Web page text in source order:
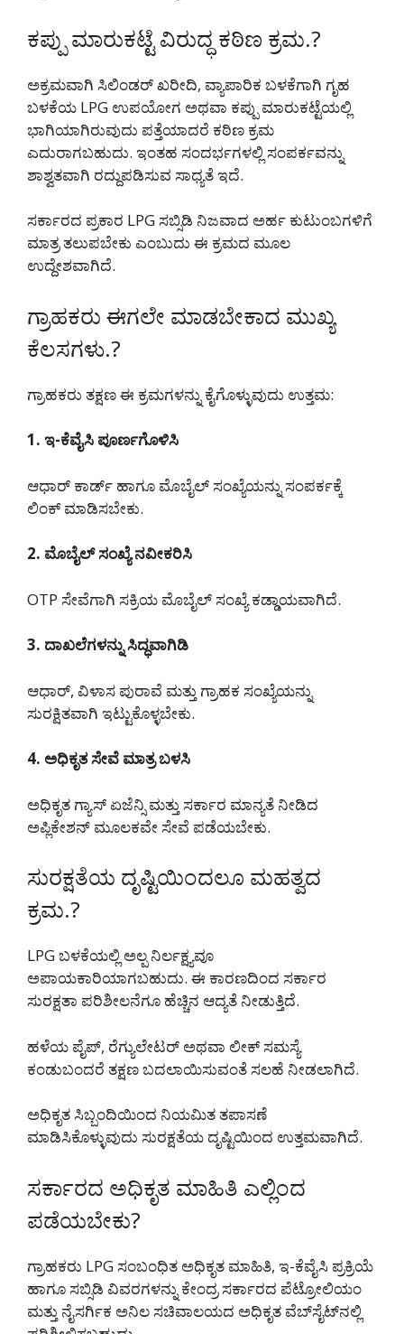
ಕಪ್ಪು ಮಾರುಕಟ್ಟೆ ವಿರುದ್ಧ ಕಠಿಣ ಕ್ರಮ.?
ಅಕ್ರಮವಾಗಿ ಸಿಲಿಂಡರ್ ಖರೀದಿ, ವ್ಯಾಪಾರಿಕ ಬಳಕೆಗಾಗಿ ಗೃಹ
ಬಳಕೆಯ LPG ಉಪಯೋಗ ಅಥವಾ ಕಪ್ಪು ಮಾರುಕಟ್ಟೆಯಲ್ಲಿ
ಭಾಗಿಯಾಗಿರುವುದು ಪತ್ತೆಯಾದರೆ ಕಠಿಣ ಕ್ರಮ
ಎದುರಾಗಬಹುದು. ಇಂತಹ ಸಂದರ್ಭಗಳಲ್ಲಿ ಸಂಪರ್ಕವನ್ನು
ಶಾಶ್ವತವಾಗಿ ರದ್ದುಪಡಿಸುವ ಸಾಧ್ಯತೆ ಇದೆ.
ಸರ್ಕಾರದ ಪ್ರಕಾರ LPG ಸಬ್ಸಿಡಿ ನಿಜವಾದ ಅರ್ಹ ಕುಟುಂಬಗಳಿಗೆ
ಮಾತ್ರ ತಲುಪಬೇಕು ಎಂಬುದು ಈ ಕ್ರಮದ ಮೂಲ
ಉದ್ದೇಶವಾಗಿದೆ.
ಗ್ರಾಹಕರು ಈಗಲೇ ಮಾಡಬೇಕಾದ ಮುಖ್ಯ
ಕೆಲಸಗಳು.?
ಗ್ರಾಹಕರು ತಕ್ಷಣ ಈ ಕ್ರಮಗಳನ್ನು ಕೈಗೊಳ್ಳುವುದು ಉತ್ತಮ:
1. ಇ-ಕೆವೈಸಿ ಪೂರ್ಣಗೊಳಿಸಿ
ಆಧಾರ್ ಕಾರ್ಡ್ ಹಾಗೂ ಮೊಬೈಲ್ ಸಂಖ್ಯೆಯನ್ನು ಸಂಪರ್ಕಕ್ಕೆ
ಲಿಂಕ್ ಮಾಡಿಸಬೇಕು.
2. ಮೊಬೈಲ್ ಸಂಖ್ಯೆ ನವೀಕರಿಸಿ
OTP ಸೇವೆಗಾಗಿ ಸಕ್ರಿಯ ಮೊಬೈಲ್ ಸಂಖ್ಯೆ ಕಡ್ಡಾಯವಾಗಿದೆ.
3. ದಾಖಲೆಗಳನ್ನು ಸಿದ್ಧವಾಗಿಡಿ
ಆಧಾರ್, ವಿಳಾಸ ಪುರಾವೆ ಮತ್ತು ಗ್ರಾಹಕ ಸಂಖ್ಯೆಯನ್ನು
ಸುರಕ್ಷಿತವಾಗಿ ಇಟ್ಟುಕೊಳ್ಳಬೇಕು.
4. ಅಧಿಕೃತ ಸೇವೆ ಮಾತ್ರ ಬಳಸಿ
ಅಧಿಕೃತ ಗ್ಯಾಸ್ ಏಜೆನ್ಸಿ ಮತ್ತು ಸರ್ಕಾರ ಮಾನ್ಯತೆ ನೀಡಿದ
ಅಪ್ಲಿಕೇಶನ್ ಮೂಲಕವೇ ಸೇವೆ ಪಡೆಯಬೇಕು.
ಸುರಕ್ಷತೆಯ ದೃಷ್ಟಿಯಿಂದಲೂ ಮಹತ್ವದ
ಕ್ರಮ.?
LPG ಬಳಕೆಯಲ್ಲಿ ಅಲ್ಪ ನಿರ್ಲಕ್ಷ್ಯವೂ
ಅಪಾಯಕಾರಿಯಾಗಬಹುದು. ಈ ಕಾರಣದಿಂದ ಸರ್ಕಾರ
ಸುರಕ್ಷತಾ ಪರಿಶೀಲನೆಗೂ ಹೆಚ್ಚಿನ ಆದ್ಯತೆ ನೀಡುತ್ತಿದೆ.
ಹಳೆಯ ಪೈಪ್, ರೆಗ್ಯುಲೇಟರ್ ಅಥವಾ ಲೀಕ್ ಸಮಸ್ಯೆ
ಕಂಡುಬಂದರೆ ತಕ್ಷಣ ಬದಲಾಯಿಸುವಂತೆ ಸಲಹೆ ನೀಡಲಾಗಿದೆ.
ಅಧಿಕೃತ ಸಿಬ್ಬಂದಿಯಿಂದ ನಿಯಮಿತ ತಪಾಸಣೆ
ಮಾಡಿಸಿಕೊಳ್ಳುವುದು ಸುರಕ್ಷತೆಯ ದೃಷ್ಟಿಯಿಂದ ಉತ್ತಮವಾಗಿದೆ.
ಸರ್ಕಾರದ ಅಧಿಕೃತ ಮಾಹಿತಿ ಎಲ್ಲಿಂದ
ಪಡೆಯಬೇಕು?
ಗ್ರಾಹಕರು LPG ಸಂಬಂಧಿತ ಅಧಿಕೃತ ಮಾಹಿತಿ, ಇ-ಕೆವೈಸಿ ಪ್ರಕ್ರಿಯೆ
ಹಾಗೂ ಸಬ್ಸಿಡಿ ವಿವರಗಳನ್ನು ಕೇಂದ್ರ ಸರ್ಕಾರದ ಪೆಟ್ರೋಲಿಯಂ
ಮತ್ತು ನೈಸರ್ಗಿಕ ಅನಿಲ ಸಚಿವಾಲಯದ ಅಧಿಕೃತ ವೆಬ್‌ಸೈಟ್‌ನಲ್ಲಿ